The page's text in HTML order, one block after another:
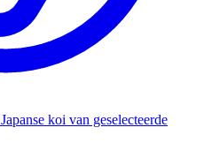
Japanse koi van geselecteerde